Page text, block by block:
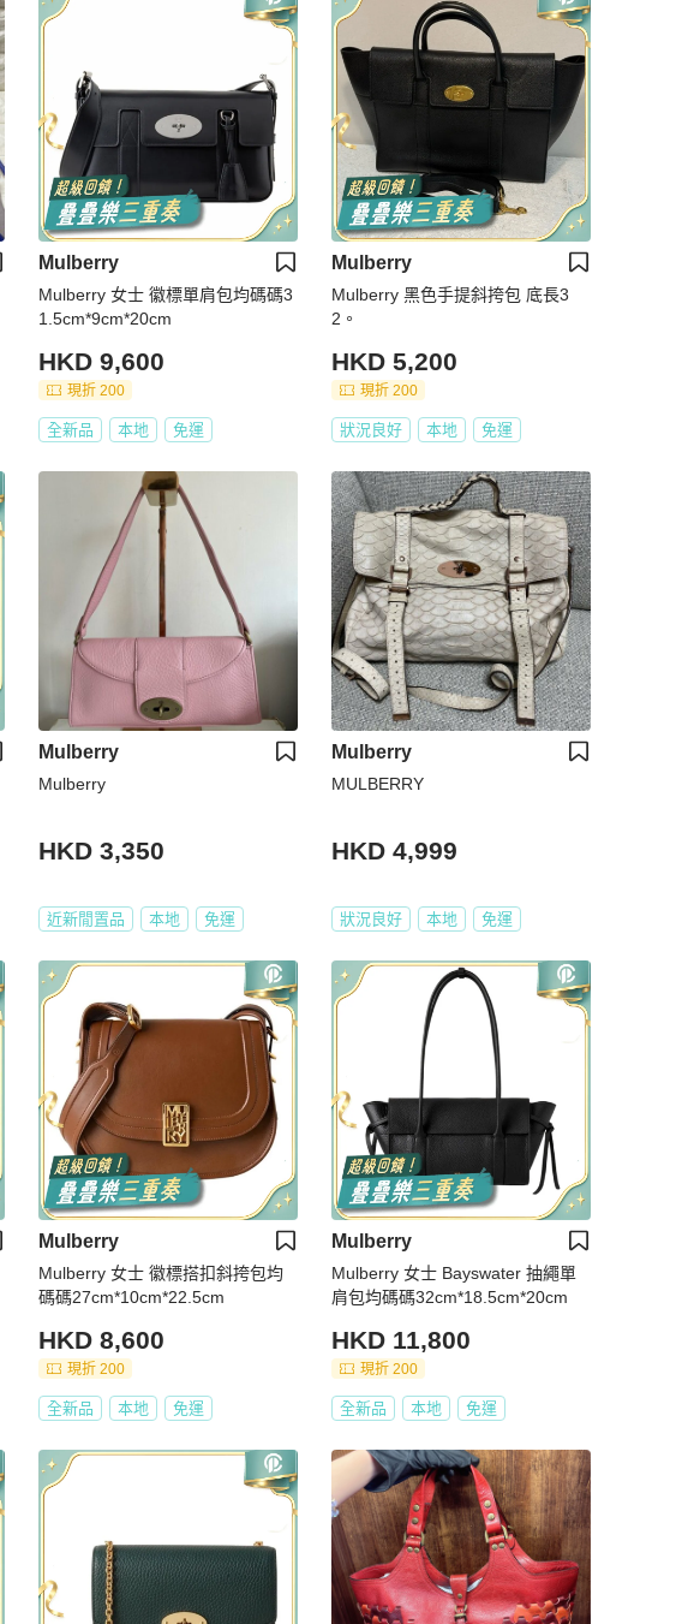
Mulberry
Mulberry 女士 徽標單肩包均碼碼3
1.5cm*9cm*20cm
HKD 9,600
現折 200
全新品 本地 免運
Mulberry
Mulberry 黑色手提斜挎包 底長3
2。
HKD 5,200
現折 200
狀況良好 本地 免運
Mulberry
Mulberry
HKD 3,350
近新閒置品 本地 免運
Mulberry
MULBERRY
HKD 4,999
狀況良好 本地 免運
Mulberry
Mulberry 女士 徽標搭扣斜挎包均
碼碼27cm*10cm*22.5cm
HKD 8,600
現折 200
全新品 本地 免運
Mulberry
Mulberry 女士 Bayswater 抽繩單
肩包均碼碼32cm*18.5cm*20cm
HKD 11,800
現折 200
全新品 本地 免運